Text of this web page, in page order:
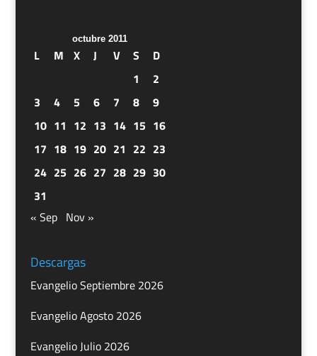
octubre 2011
L M X J V S
D
1
2
3
4 5 6 7 8
9
10 11 12 13 14 15 16
17 18 19 20 21 22 23
24 25 26 27 28 29 30
31
« Sep Nov »
Descargas
Evangelio Septiembre 2026
Evangelio Agosto 2026
Evangelio Julio 2026